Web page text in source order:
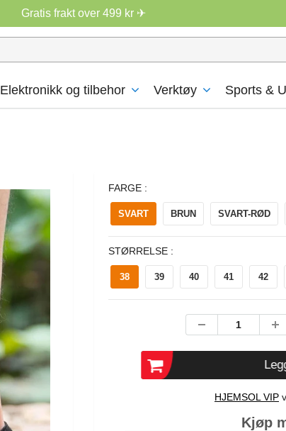
Gratis frakt over 499 kr ✈
Elektronikk og tilbehor Verktøy Sports &
FARGE :
SVART BRUN SVART-RØD
STØRRELSE :
38 39 40 41 42
HJEMSOL VIP
Kjøp